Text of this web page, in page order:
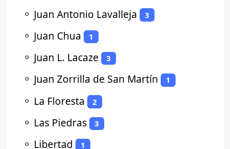
⚬ Juan Antonio Lavalleja 3
⚬ Juan Chua 1
⚬ Juan L. Lacaze 3
⚬ Juan Zorrilla de San Martín 1
⚬ La Floresta 2
⚬ Las Piedras 3
⚬ Libertad 1